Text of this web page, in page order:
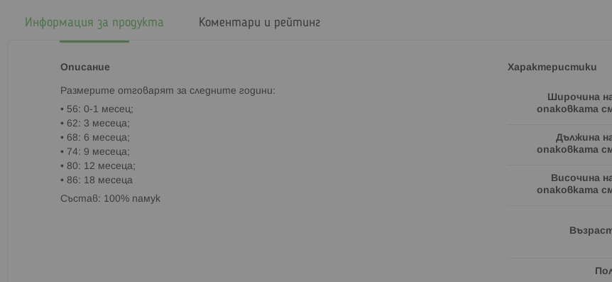
Информация за продукта
Описание
Paзмepитe oтгoвapят зa cлeднитe гoдини:
• 56: 0-1 мeceц;
• 62: 3 мeceцa;
• 68: 6 мeceцa;
• 74: 9 мeceцa;
• 80: 12 мeceцa;
• 86: 18 мeceцa
Състав: 100% памук
Характеристики
Широчина
опаковката
Дължина
опаковката
Височина
опаковката
Коментари и рейтинг